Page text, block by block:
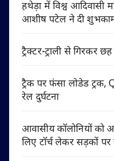
हथेड़ा में विश्व आदिवासी
आशीष पटेल ने दी
ट्रैक्टर-ट्राली से गिरकर
ट्रैक पर फंसा लोडेड
रेल दुर्घटना
आवासीय कॉलोनियों को
लिए टॉर्च लेकर सड़कों